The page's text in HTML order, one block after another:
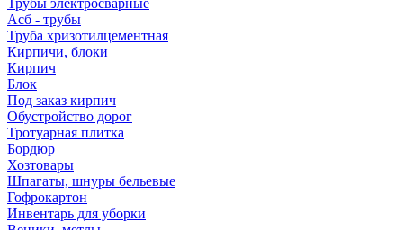
Трубы электросварные
Асб - трубы
Труба хризотилцементная
Кирпичи, блоки
Кирпич
Блок
Под заказ кирпич
Обустройство дорог
Тротуарная плитка
Бордюр
Хозтовары
Шпагаты, шнуры бельевые
Гофрокартон
Инвентарь для уборки